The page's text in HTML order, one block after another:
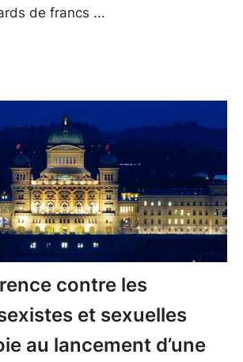
de francs
contre les
et sexuelles
au lancement d’une